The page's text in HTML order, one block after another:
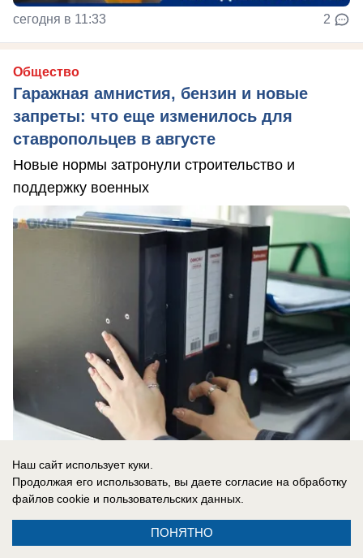
сегодня в 11:33 2
Общество
Гаражная амнистия, бензин и новые
запреты: что еще изменилось для
ставропольцев в августе
Новые нормы затронули строительство и
поддержку военных
сегодня в 10:05
Происшествия
Смертельное столкновение двух ВАЗов
Наш сайт использует куки.
Продолжая его использовать, вы даете согласие на обработку
файлов cookie и пользовательских данных.
ПОНЯТНО